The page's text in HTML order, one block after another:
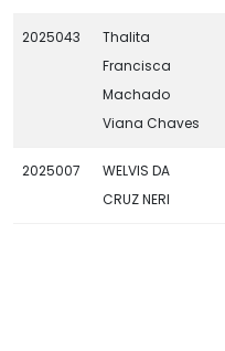
2025043
Thalita
Francisca
Machado
Viana Chaves
2025007
WELVIS DA
CRUZ NERI